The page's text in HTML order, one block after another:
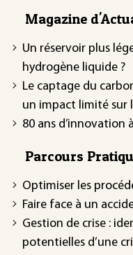
Magazine
Un réservoir plus
hydrogène liquide ?
Le captage du
un impact limité sur
80 ans d’innovation
Parcours
Optimiser les
Faire face à un
Gestion de crise :
potentielles d’une